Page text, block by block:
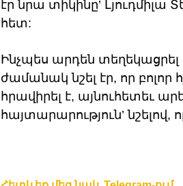
էր նրա տիկինը’
հետ:
Ինչպես արդեն տեղեկացրել
ժամանակ նշել էր, որ բոլոր
հրավիրել է, այնուհետեւ
հայտարարություն’ նշելով,